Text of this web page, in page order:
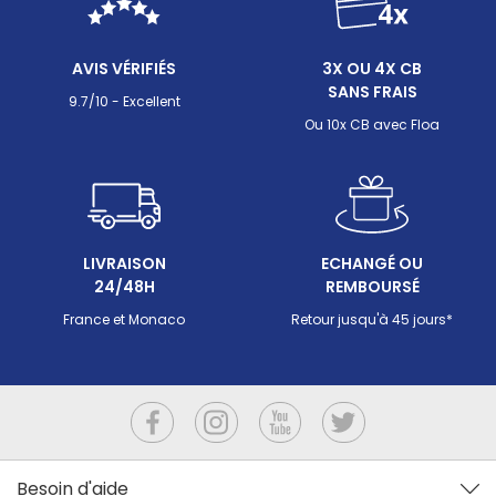
inconfort cutané, dégradation accélérée des
équipements. Ce guide passe en revue tout ce qu'il
cibles, les paramètres qui perturbent la production
de chlore (pH, sel, stabilisant, température), les
méthodes de mesure disponibles et les bons
AVIS VÉRIFIÉS
9.7/10 - Excellent
3X OU 4X CB
SANS FRAIS
Ou 10x CB avec Floa
LIVRAISON
24/48H
France et Monaco
ECHANGÉ OU
REMBOURSÉ
Retour jusqu'à 45 jours*
Besoin d'aide